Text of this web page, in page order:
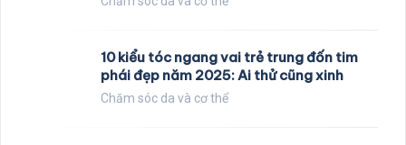
10 kiểu tóc ngang vai trẻ trung đốn tim
phái đẹp năm 2025: Ai thử cũng xinh
Chăm sóc da và cơ thể